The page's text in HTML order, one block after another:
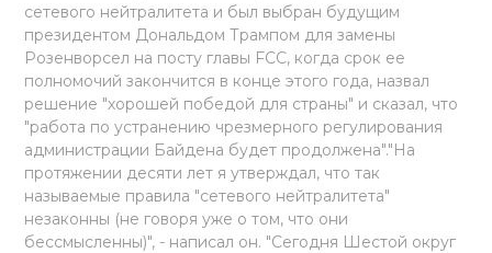
сетевого нейтралитета и был выбран будущим
президентом Дональдом Трампом для замены
Розенворсел на посту главы FCC, когда срок ее
полномочий закончится в конце этого года, назвал
решение "хорошей победой для страны" и сказал, что
"работа по устранению чрезмерного регулирования
администрации Байдена будет продолжена"."На
протяжении десяти лет я утверждал, что так
называемые правила "сетевого нейтралитета"
незаконны (не говоря уже о том, что они
бессмысленны)", - написал он. "Сегодня Шестой округ